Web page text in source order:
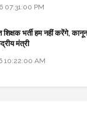
PM
भर्ती हम नहीं करेंगे,
मंत्री
10:22:00 AM